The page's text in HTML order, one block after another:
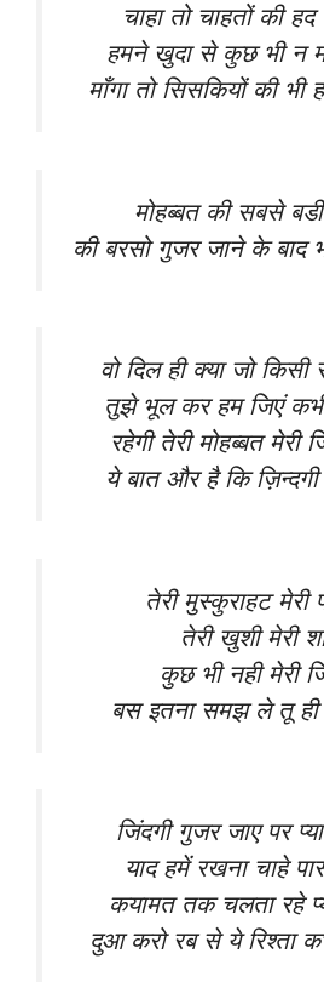
चाहा तो चाहतों की
हमने खुदा से कुछ भी न
माँगा तो सिसकियों की
मोहब्बत की सबसे
की बरसो गुजर जाने के बाद
वो दिल ही क्या जो
तुझे भूल कर हम जिएं
रहेगी तेरी मोहब्बत मेरी
ये बात और है कि
तेरी मुस्कुराहट मेरी
तेरी खुशी मेरी
कुछ भी नही मेरी
बस इतना समझ ले तू ही
जिंदगी गुजर जाए पर
याद हमें रखना चाहे
कयामत तक चलता रहे
दुआ करो रब से ये रिश्ता